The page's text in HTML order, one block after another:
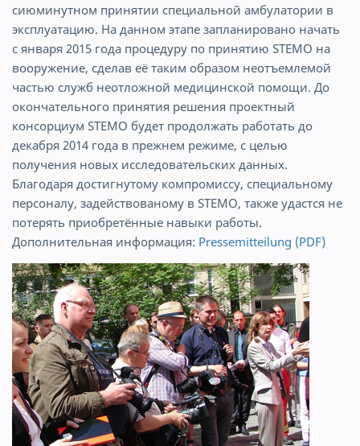
сиюминутном принятии специальной амбулатории в
эксплуатацию. На данном этапе запланировано начать
с января 2015 года процедуру по принятию STEMO на
вооружение, сделав её таким образом неотъемлемой
частью служб неотложной медицинской помощи. До
окончательного принятия решения проектный
консорциум STEMO будет продолжать работать до
декабря 2014 года в прежнем режиме, с целью
получения новых исследовательских данных.
Благодаря достигнутому компромиссу, специальному
персоналу, задействованому в STEMO, также удастся не
потерять приобретённые навыки работы.
Дополнительная информация: Pressemitteilung (PDF)